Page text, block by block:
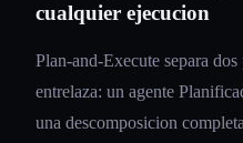
cualquier ejecucion
Plan-and-Execute separa
entrelaza: un agente
una descomposicion